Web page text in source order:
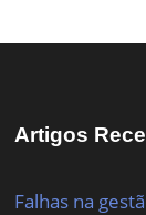
Artigos
Falhas na